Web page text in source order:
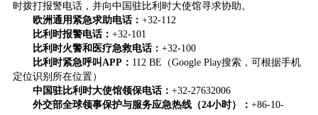
时拨打报警电话，并向中国驻比利时大使馆寻求协助。
欧洲通用紧急求助电话： +32-112
比利时报警电话： +32-101
比利时火警和医疗急救电话： +32-100
比利时紧急呼叫APP： 112 BE（Google Play搜索，可根据手机
定位识别所在位置）
中国驻比利时大使馆领保电话： +32-27632006
外交部全球领事保护与服务应急热线（24小时）： +86-10-